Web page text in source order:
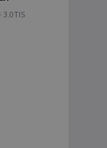
3.0TIS